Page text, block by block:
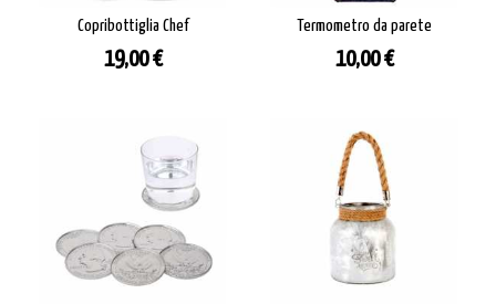
Copribottiglia Chef
Prezzo
19,00 €
Termometro da parete
Prezzo
10,00 €